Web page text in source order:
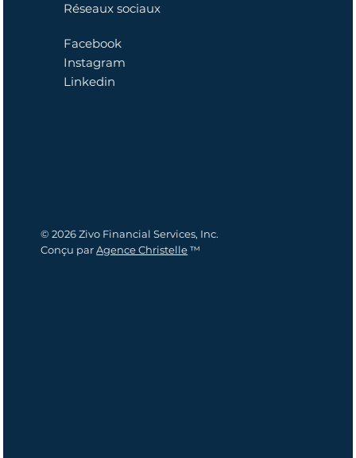
Réseaux sociaux
Facebook
Instagram
Linkedin
© 2026 Zivo Financial Services, Inc.
Conçu parAgence Christelle™